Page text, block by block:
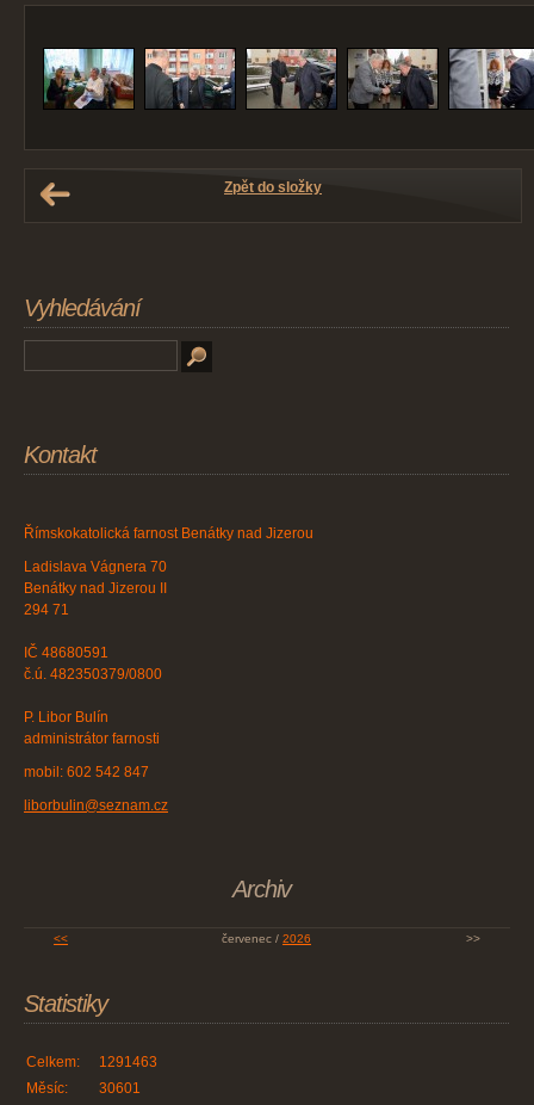
Zpět do složky
Vyhledávání
Kontakt
Římskokatolická farnost Benátky nad Jizerou
Ladislava Vágnera 70
Benátky nad Jizerou II
294 71
IČ 48680591
č.ú. 482350379/0800
P. Libor Bulín
administrátor farnosti
mobil: 602 542 847
liborbulin@seznam.cz
Archiv
<< červenec / 2026 >>
Statistiky
Celkem:
1291463
Měsíc:
30601